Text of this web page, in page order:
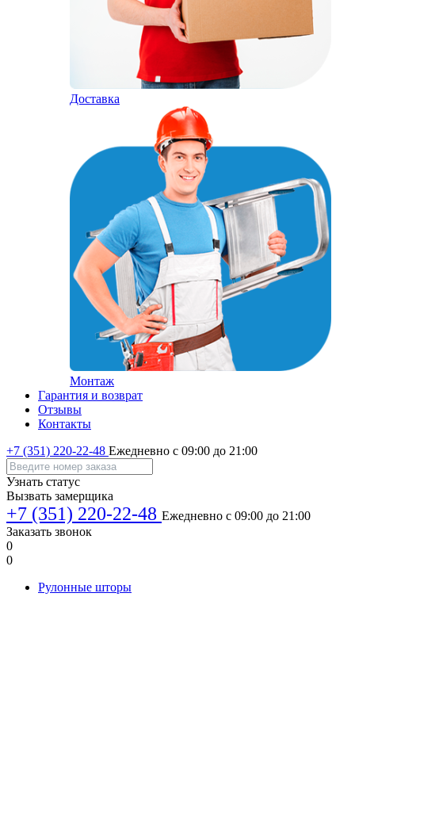
Доставка
Монтаж
Гарантия и возврат
Отзывы
Контакты
+7 (351) 220-22-48 Ежедневно с 09:00 до 21:00
Узнать статус
Вызвать замерщика
+7 (351) 220-22-48 Ежедневно с 09:00 до 21:00
Заказать звонок
0
0
Рулонные шторы